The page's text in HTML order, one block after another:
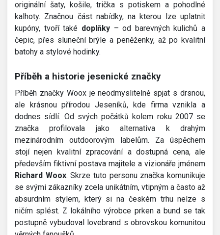
originální šaty, košile, trička s potiskem a pohodlné
kalhoty. Značnou část nabídky, na kterou lze uplatnit
kupóny, tvoří také doplňky– od barevných kulichů a
čepic, přes sluneční brýle a peněženky, až po kvalitní
batohy a stylové hodinky.
Příběh a historie jesenické značky
Příběh značky Woox je neodmyslitelně spjat s drsnou,
ale krásnou přírodou Jeseníků, kde firma vznikla a
dodnes sídlí. Od svých počátků kolem roku 2007 se
značka profilovala jako alternativa k drahým
mezinárodním outdoorovým labelům. Za úspěchem
stojí nejen kvalitní zpracování a dostupná cena, ale
především fiktivní postava majitele a vizionáře jménem
Richard Woox. Skrze tuto personu značka komunikuje
se svými zákazníky zcela unikátním, vtipným a často až
absurdním stylem, který si na českém trhu nelze s
ničím splést. Z lokálního výrobce prken a bund se tak
postupně vybudoval lovebrand s obrovskou komunitou